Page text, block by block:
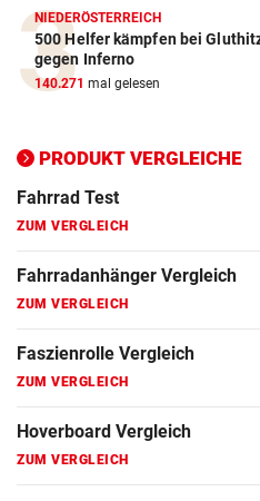
NIEDERÖSTERREICH
500 Helfer kämpfen bei
gegen Inferno
140.271 mal gelesen
PRODUKT VERGLEICHE
E-Bike Vergleich
ZUM VERGLEICH
ZUM VERGLEICH
Fahrrad Test
ZUM VERGLEICH
Fahrradanhänger Vergleich
ZUM VERGLEICH
Faszienrolle Vergleich
ZUM VERGLEICH
Hoverboard Vergleich